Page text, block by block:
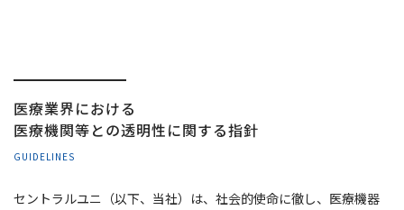
医療業界における
医療機関等との透明性に関する指針
GUIDELINES
セントラルユニ（以下、当社）は、社会的使命に徹し、医療機器